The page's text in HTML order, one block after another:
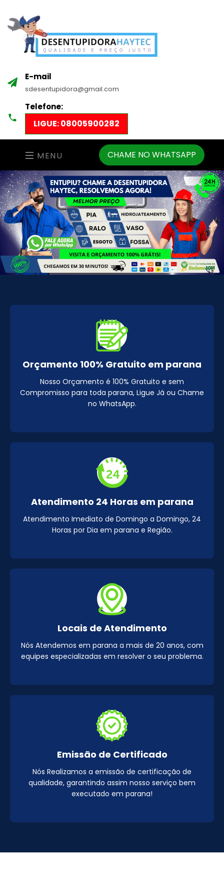
E-mail
sdesentupidora@gmail.com
Telefone:
LIGUE: 08005900282
MENU CHAME NO WHATSAPP
Orçamento 100% Gratuito em parana
Nosso Orçamento é 100% Gratuito e sem
Compromisso para toda parana, Ligue Já ou Chame
no WhatsApp.
Atendimento 24 Horas em parana
Atendimento Imediato de Domingo a Domingo, 24
Horas por Dia em parana e Região.
Locais de Atendimento
Nós Atendemos em parana a mais de 20 anos, com
equipes especializadas em resolver o seu problema.
Emissão de Certificado
Nós Realizamos a emissão de certificação de
qualidade, garantindo assim nosso serviço bem
executado em parana!